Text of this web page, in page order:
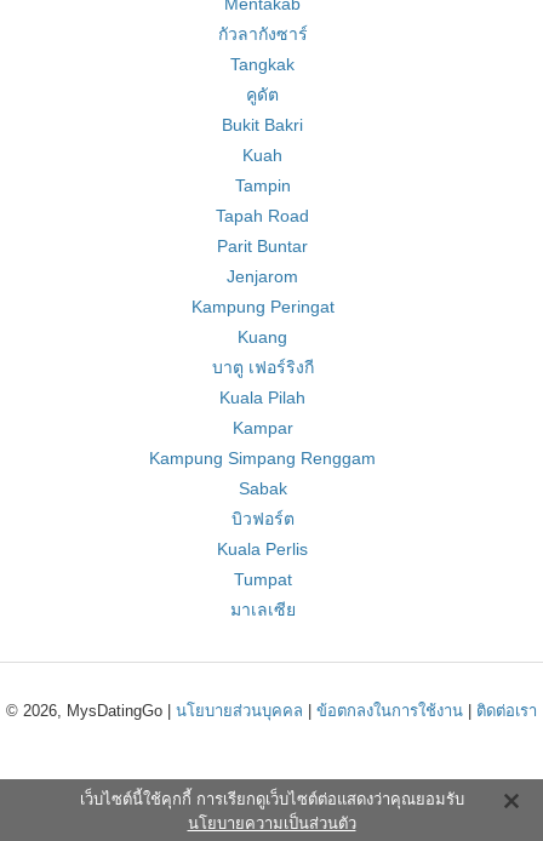
กัวลากังซาร์
Tangkak
คูดัต
Bukit Bakri
Kuah
Tampin
Tapah Road
Parit Buntar
Jenjarom
Kampung Peringat
Kuang
บาตู เฟอร์ริงกี
Kuala Pilah
Kampar
Kampung Simpang Renggam
Sabak
บิวฟอร์ต
Kuala Perlis
Tumpat
มาเลเซีย
© 2026, MysDatingGo | นโยบายส่วนบุคคล ข้อตกลงในการใช้งาน ติดต่อเรา
เว็บไซต์นี้ใช้คุกกี้ การเรียกดูเว็บไซต์ต่อแสดงว่าคุณยอมรับ
นโยบายความเป็นส่วนตัว